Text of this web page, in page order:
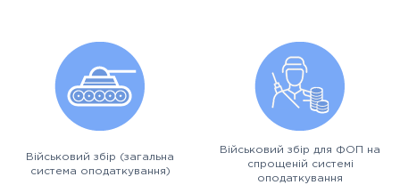
Військовий збір (загальна
система оподаткування)
Військовий збір для ФОП на
спрощеній системі
оподаткування